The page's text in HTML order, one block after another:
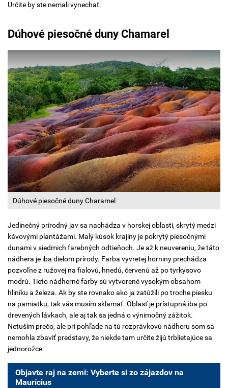
Určite by ste nemali vynechať:
Dúhové piesočné duny Chamarel
Dúhové piesočné duny Charamel
Jedinečný prírodný jav sa nachádza v horskej oblasti, skrytý medzi
kávovými plantážami. Malý kúsok krajiny je pokrytý piesočnými
dunami v siedmich farebných odtieňoch. Je až k neuvereniu, že táto
nádhera je iba dielom prírody. Farba vyvretej horniny prechádza
pozvoľne z ružovej na fialovú, hnedú, červenú až po tyrkysovo
modrú. Tieto nádherné farby sú vytvorené vysokým obsahom
hliníku a železa. Ak by ste rovnako ako ja zatúžili po troche piesku
na pamiatku, tak vás musím sklamať. Oblasť je prístupná iba po
drevených lávkach, ale aj tak sa jedná o výnimočný zážitok.
Netuším prečo, ale pri pohľade na tú rozprávkovú nádheru som sa
nemohla zbaviť predstavy, že niekde tam určite žijú trblietajúce sa
jednorožce.
Objavte raj na zemi: Vyberte si zo zájazdov na
Maurícius